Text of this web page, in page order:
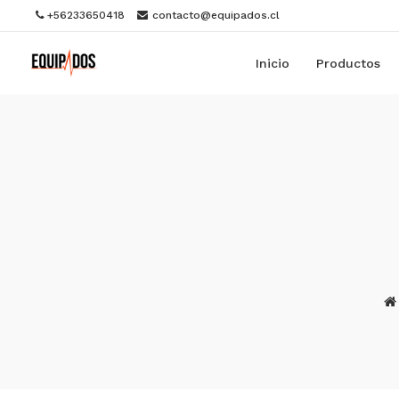
+56233650418 contacto@equipados.cl
Inicio Productos